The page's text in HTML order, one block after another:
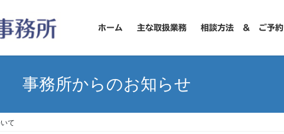
ホーム 主な取扱業務 相談方法 ＆ ご予約
事務所からのお知らせ
て